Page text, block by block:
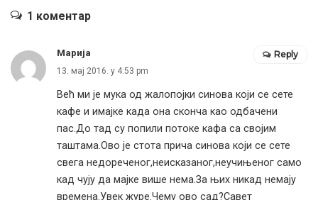
1 коментар
Марија
13. мај 2016. у 4:53 pm
Већ ми је мука од жалопојки синова који се сете
кафе и имајке када она сконча као одбачени
пас.До тад су попили потоке кафа са својим
таштама.Ово је стота прича синова који се сете
свега недореченог,неисказаног,неучињеног само
кад чују да мајке више нема.За њих никад немају
времена.Увек журе.Чему ово сад?Савет
Reply